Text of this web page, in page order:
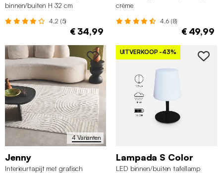
binnen/buiten H 32 cm
4.2 (5)
€ 34,99
crème
4.6 (8)
€ 49,99
4 Varianten
Jenny
Interieurtapijt met grafisch
UITVERKOOP -43%
Lampada S Color
LED binnen/buiten tafellamp